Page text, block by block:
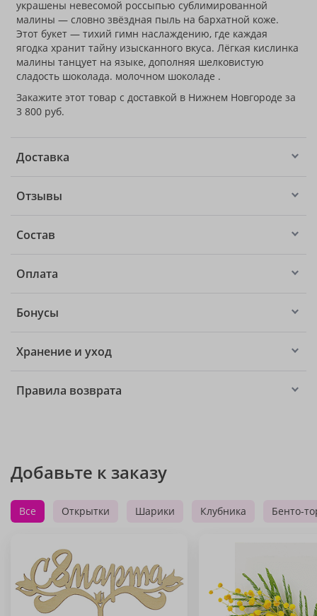
украшены невесомой россыпью сублимированной
малины — словно звёздная пыль на бархатной коже.
Этот букет — тихий гимн наслаждению, где каждая
ягодка хранит тайну изысканного вкуса. Лёгкая кислинка
малины танцует на языке, дополняя шелковистую
сладость шоколада. молочном шоколаде .
Закажите этот товар с доставкой в Нижнем Новгороде за
3 800 руб.
Доставка
Отзывы
Состав
Оплата
Бонусы
Хранение и уход
Правила возврата
Добавьте к заказу
Все Открытки Шарики Клубника Бенто-